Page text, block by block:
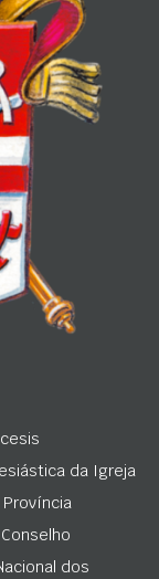
da Igreja
dos